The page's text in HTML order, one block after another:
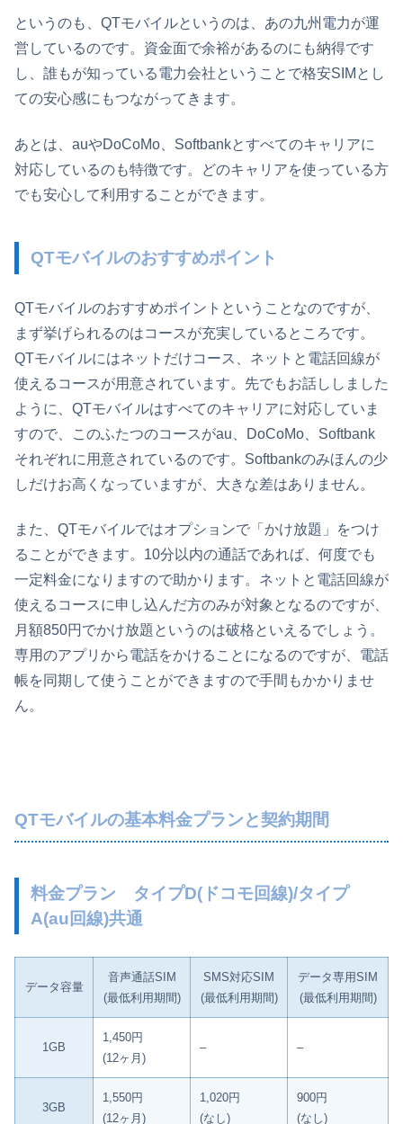
というのも、QTモバイルというのは、あの九州電力が運
営しているのです。資金面で余裕があるのにも納得です
し、誰もが知っている電力会社ということで格安SIMとし
ての安心感にもつながってきます。
あとは、auやDoCoMo、Softbankとすべてのキャリアに
対応しているのも特徴です。どのキャリアを使っている方
でも安心して利用することができます。
QTモバイルのおすすめポイント
QTモバイルのおすすめポイントということなのですが、
まず挙げられるのはコースが充実しているところです。
QTモバイルにはネットだけコース、ネットと電話回線が
使えるコースが用意されています。先でもお話ししました
ように、QTモバイルはすべてのキャリアに対応していま
すので、このふたつのコースがau、DoCoMo、Softbank
それぞれに用意されているのです。Softbankのみほんの少
しだけお高くなっていますが、大きな差はありません。
また、QTモバイルではオプションで「かけ放題」をつけ
ることができます。10分以内の通話であれば、何度でも
一定料金になりますので助かります。ネットと電話回線が
使えるコースに申し込んだ方のみが対象となるのですが、
月額850円でかけ放題というのは破格といえるでしょう。
専用のアプリから電話をかけることになるのですが、電話
帳を同期して使うことができますので手間もかかりませ
ん。
QTモバイルの基本料金プランと契約期間
料金プラン タイプD(ドコモ回線)/タイプ
A(au回線)共通
データ容量
音声通話SIM
(最低利用期間)
SMS対応SIM
(最低利用期間)
データ専用SIM
(最低利用期間)
1GB
1,450円
(12ヶ月)
– –
3GB
1,550円
(12ヶ月)
1,020円
(なし)
900円
(なし)